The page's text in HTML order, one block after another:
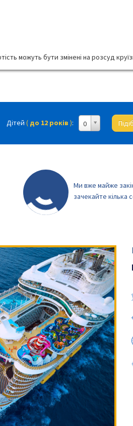
можуть бути змінені на розсуд
Дітей ( до 12 років ): 0
Ми вже майже
зачекайте кілька